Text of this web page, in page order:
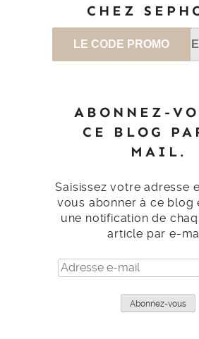
CHEZ
LE CODE PROMO
ABONNEZ-
CE BLOG
MAIL.
Saisissez votre adresse
vous abonner à ce blog
une notification de
article par e-
Adresse
e-
Abonnez-vous